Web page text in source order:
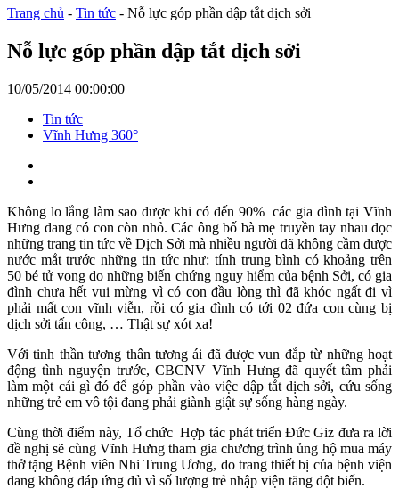
Trang chủ - Tin tức - Nỗ lực góp phần dập tắt dịch sởi
Nỗ lực góp phần dập tắt dịch sởi
10/05/2014 00:00:00
Tin tức
Vĩnh Hưng 360°
Không lo lắng làm sao được khi có đến 90% các gia đình tại Vĩnh
Hưng đang có con còn nhỏ. Các ông bố bà mẹ truyền tay nhau đọc
những trang tin tức về Dịch Sởi mà nhiều người đã không cầm được
nước mắt trước những tin tức như: tính trung bình có khoảng trên
50 bé tử vong do những biến chứng nguy hiểm của bệnh Sởi, có gia
đình chưa hết vui mừng vì có con đầu lòng thì đã khóc ngất đi vì
phải mất con vĩnh viễn, rồi có gia đình có tới 02 đứa con cùng bị
dịch sởi tấn công, … Thật sự xót xa!
Với tinh thần tương thân tương ái đã được vun đắp từ những hoạt
động tình nguyện trước, CBCNV Vĩnh Hưng đã quyết tâm phải
làm một cái gì đó để góp phần vào việc dập tắt dịch sởi, cứu sống
những trẻ em vô tội đang phải giành giật sự sống hàng ngày.
Cùng thời điểm này, Tổ chức Hợp tác phát triển Đức Giz đưa ra lời
đề nghị sẽ cùng Vĩnh Hưng tham gia chương trình ủng hộ mua máy
thở tặng Bệnh viên Nhi Trung Ương, do trang thiết bị của bệnh viện
đang không đáp ứng đủ vì số lượng trẻ nhập viện tăng đột biến.